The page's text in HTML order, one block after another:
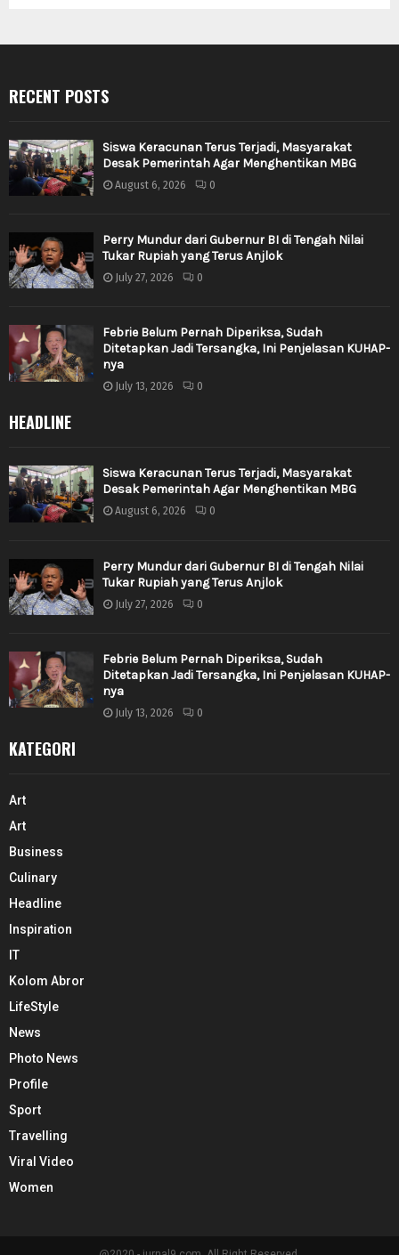
RECENT POSTS
Siswa Keracunan Terus Terjadi, Masyarakat
Desak Pemerintah Agar Menghentikan MBG
August 6, 2026 0
Perry Mundur dari Gubernur BI di Tengah Nilai
Tukar Rupiah yang Terus Anjlok
July 27, 2026 0
Febrie Belum Pernah Diperiksa, Sudah
Ditetapkan Jadi Tersangka, Ini Penjelasan KUHAP-
nya
July 13, 2026 0
HEADLINE
Siswa Keracunan Terus Terjadi, Masyarakat
Desak Pemerintah Agar Menghentikan MBG
August 6, 2026 0
Perry Mundur dari Gubernur BI di Tengah Nilai
Tukar Rupiah yang Terus Anjlok
July 27, 2026 0
Febrie Belum Pernah Diperiksa, Sudah
Ditetapkan Jadi Tersangka, Ini Penjelasan KUHAP-
nya
July 13, 2026 0
KATEGORI
Art
Art
Business
Culinary
Headline
Inspiration
IT
Kolom Abror
LifeStyle
News
Photo News
Profile
Sport
Travelling
Viral Video
Women